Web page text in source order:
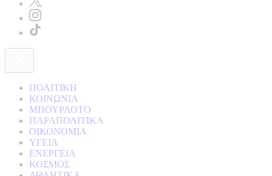
ΠΟΛΙΤΙΚΗ
ΚΟΙΝΩΝΙΑ
ΜΠΟΥΡΛΟΤΟ
ΠΑΡΑΠΟΛΙΤΙΚΑ
ΟΙΚΟΝΟΜΙΑ
ΥΓΕΙΑ
ΕΝΕΡΓΕΙΑ
ΚΟΣΜΟΣ